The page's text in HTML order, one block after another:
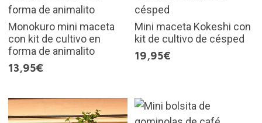
Monokuro mini maceta
con kit de cultivo en
forma de animalito
13,95€
Mini maceta Kokeshi con
kit de cultivo de césped
19,95€